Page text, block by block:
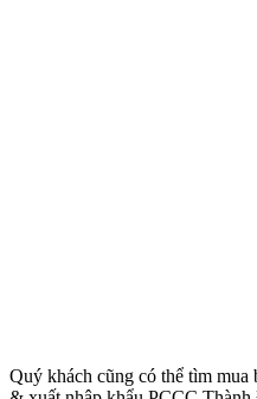
Quý khách cũng có thể tìm mua